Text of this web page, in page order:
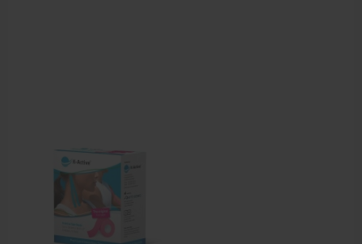
Aanbiedingen groothandel fysiotherapie en massage
Cursussen
Krukken